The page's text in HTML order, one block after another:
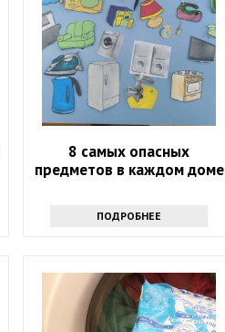
8 самых опасных
предметов в каждом доме
ПОДРОБНЕЕ